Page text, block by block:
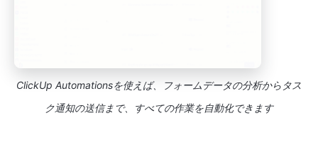
ClickUp Automationsを使えば、フォームデータの分析からタス
ク通知の送信まで、すべての作業を自動化できます